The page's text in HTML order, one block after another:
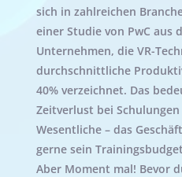
sich in zahlreichen
einer Studie von PwC aus
Unternehmen, die VR-
durchschnittliche
40% verzeichnet. Das
Zeitverlust bei
Wesentliche – das
gerne sein
Aber Moment mal! Bevor